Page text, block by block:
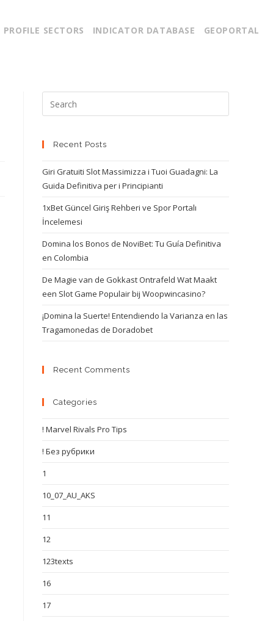
PROFILE SECTORS INDICATOR DATABASE GEOPORTAL
Recent Posts
Giri Gratuiti Slot Massimizza i Tuoi Guadagni: La
Guida Definitiva per i Principianti
1xBet Güncel Giriş Rehberi ve Spor Portalı
İncelemesi
Domina los Bonos de NoviBet: Tu Guía Definitiva
en Colombia
De Magie van de Gokkast Ontrafeld Wat Maakt
een Slot Game Populair bij Woopwincasino?
¡Domina la Suerte! Entendiendo la Varianza en las
Tragamonedas de Doradobet
Recent Comments
Categories
! Marvel Rivals Pro Tips
! Без рубрики
1
10_07_AU_AKS
11
12
123texts
16
17